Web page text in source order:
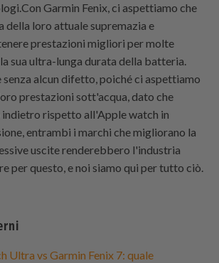
Garmin Fenix, ci aspettiamo che
della loro attuale supremazia e
prestazioni migliori per molte
sua ultra-lunga durata della batteria.
senza alcun difetto, poiché ci aspettiamo
prestazioni sott'acqua, dato che
rispetto all'Apple watch in
entrambi i marchi che migliorano la
uscite renderebbero l'industria
per questo, e noi siamo qui per tutto ciò.
Ultra vs Garmin Fenix 7: quale